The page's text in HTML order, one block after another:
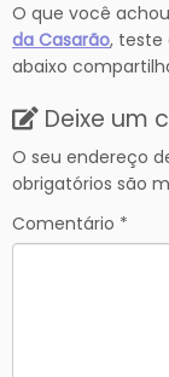
O que você
da Casarão, teste
abaixo
Deixe um
O seu endereço
obrigatórios são
Comentário *